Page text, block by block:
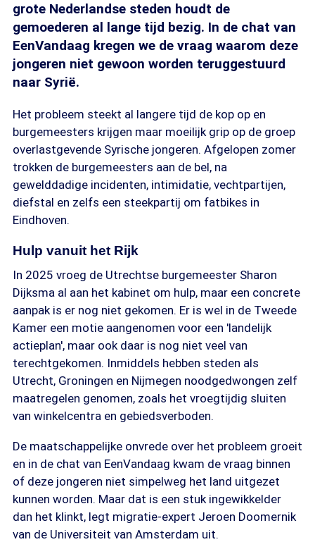
grote Nederlandse steden houdt de
gemoederen al lange tijd bezig. In de chat van
EenVandaag kregen we de vraag waarom deze
jongeren niet gewoon worden teruggestuurd
naar Syrië.
Het probleem steekt al langere tijd de kop op en
burgemeesters krijgen maar moeilijk grip op de groep
overlastgevende Syrische jongeren. Afgelopen zomer
trokken de burgemeesters aan de bel, na
gewelddadige incidenten, intimidatie, vechtpartijen,
diefstal en zelfs een steekpartij om fatbikes in
Eindhoven.
Hulp vanuit het Rijk
In 2025 vroeg de Utrechtse burgemeester Sharon
Dijksma al aan het kabinet om hulp, maar een concrete
aanpak is er nog niet gekomen. Er is wel in de Tweede
Kamer een motie aangenomen voor een 'landelijk
actieplan', maar ook daar is nog niet veel van
terechtgekomen. Inmiddels hebben steden als
Utrecht, Groningen en Nijmegen noodgedwongen zelf
maatregelen genomen, zoals het vroegtijdig sluiten
van winkelcentra en gebiedsverboden.
De maatschappelijke onvrede over het probleem groeit
en in de chat van EenVandaag kwam de vraag binnen
of deze jongeren niet simpelweg het land uitgezet
kunnen worden. Maar dat is een stuk ingewikkelder
dan het klinkt, legt migratie-expert Jeroen Doomernik
van de Universiteit van Amsterdam uit.